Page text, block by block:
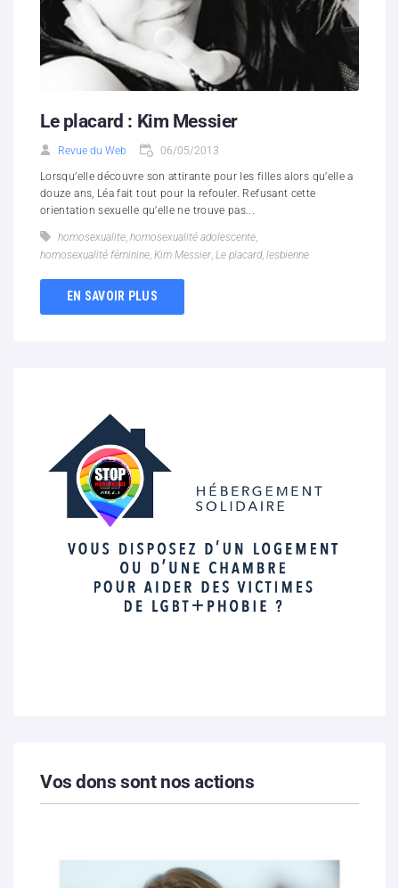
Le placard : Kim Messier
Revue du Web 06/05/2013
Lorsqu’elle découvre son attirante pour les filles alors qu’elle a
douze ans, Léa fait tout pour la refouler. Refusant cette
orientation sexuelle qu’elle ne trouve pas...
homosexualite homosexualité adolescente
homosexualité féminine Kim Messier Le placard, lesbienne
EN SAVOIR PLUS
Vos dons sont nos actions